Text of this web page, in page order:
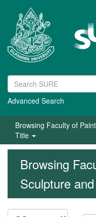
Advanced Search
Browsing Faculty of
Title
Browsing
Sculpture